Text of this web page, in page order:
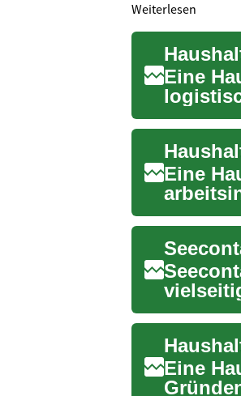
Weiterlesen
Eine
Eine
nach
eignen.
Eine